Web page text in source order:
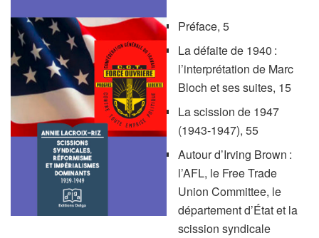
Préface, 5
La défaite de 1940 :
l’interprétation de Marc
Bloch et ses suites, 15
La scission de 1947
(1943-1947), 55
Autour d’Irving Brown :
l’AFL, le Free Trade
Union Committee, le
département d’État et la
scission syndicale